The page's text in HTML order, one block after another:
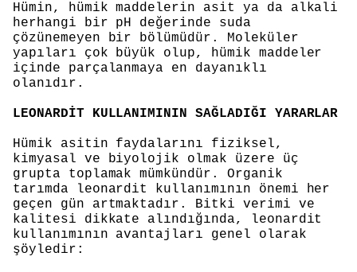
Hümin, hümik maddelerin asit ya da alkali
herhangi bir pH değerinde suda
çözünemeyen bir bölümüdür. Moleküler
yapıları çok büyük olup, hümik maddeler
içinde parçalanmaya en dayanıklı
olanıdır.
LEONARDİT KULLANIMININ SAĞLADIĞI YARARLAR
Hümik asitin faydalarını fiziksel,
kimyasal ve biyolojik olmak üzere üç
grupta toplamak mümkündür. Organik
tarımda leonardit kullanımının önemi her
geçen gün artmaktadır. Bitki verimi ve
kalitesi dikkate alındığında, leonardit
kullanımının avantajları genel olarak
şöyledir: